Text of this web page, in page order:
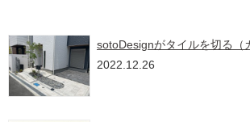
sotoDesignがタイルを切る（
2022.12.26